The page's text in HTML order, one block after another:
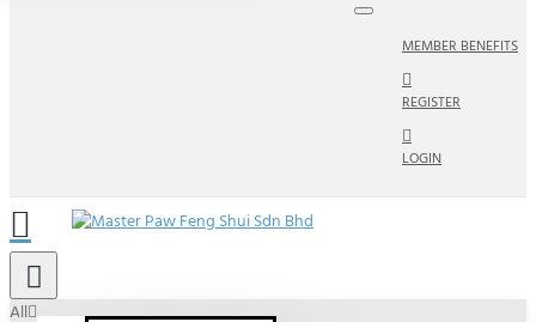
MEMBER BENEFITS
REGISTER
LOGIN
All